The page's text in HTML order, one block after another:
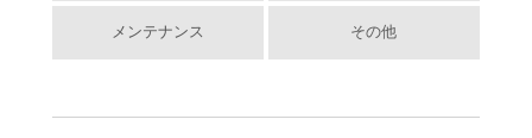
メンテナンス その他